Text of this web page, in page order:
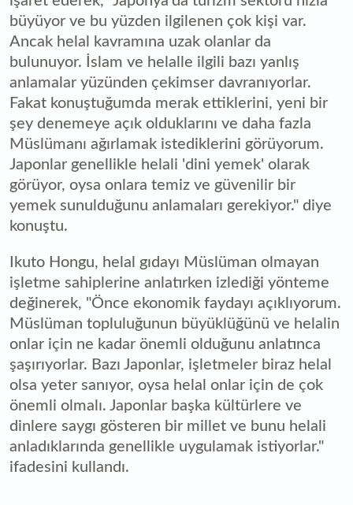
büyüyor ve bu yüzden ilgilenen çok kişi var.
Ancak helal kavramına uzak olanlar da
bulunuyor. İslam ve helalle ilgili bazı yanlış
anlamalar yüzünden çekimser davranıyorlar.
Fakat konuştuğumda merak ettiklerini, yeni bir
şey denemeye açık olduklarını ve daha fazla
Müslümanı ağırlamak istediklerini görüyorum.
Japonlar genellikle helali 'dini yemek' olarak
görüyor, oysa onlara temiz ve güvenilir bir
yemek sunulduğunu anlamaları gerekiyor." diye
konuştu.
Ikuto Hongu, helal gıdayı Müslüman olmayan
işletme sahiplerine anlatırken izlediği yönteme
değinerek, "Önce ekonomik faydayı açıklıyorum.
Müslüman topluluğunun büyüklüğünü ve helalin
onlar için ne kadar önemli olduğunu anlatınca
şaşırıyorlar. Bazı Japonlar, işletmeler biraz helal
olsa yeter sanıyor, oysa helal onlar için de çok
önemli olmalı. Japonlar başka kültürlere ve
dinlere saygı gösteren bir millet ve bunu helali
anladıklarında genellikle uygulamak istiyorlar."
ifadesini kullandı.